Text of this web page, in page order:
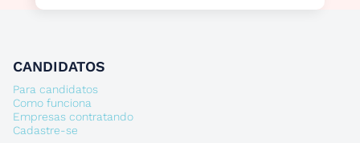
CANDIDATOS
Para candidatos
Como funciona
Empresas contratando
Cadastre-se